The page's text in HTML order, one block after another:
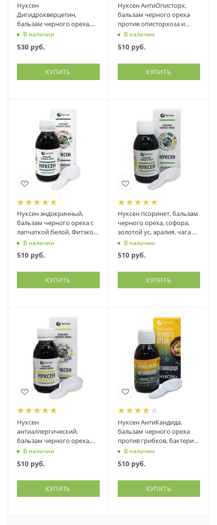
Нуксен
Дигидрокверцетин,
бальзам черного ореха,
антиоксидант, против
паразитов, Фитэко, 100 мл
В наличии
530 руб.
КУПИТЬ
Нуксен АнтиОписторх,
бальзам черного ореха
против описторхоза и
других паразитов, Фитэко,
В наличии
510руб.
КУПИТЬ
Нуксен эндокринный,
бальзам черного ореха с
лапчаткой белой, Фитэко,
100 мл
В наличии
510 руб.
КУПИТЬ
Нуксен псоринет, бальзам
черного ореха, софора,
золотой ус, аралия, чага и
др, Фитэко, 100 мл
В наличии
510руб.
КУПИТЬ
Нуксен
антиаллергический,
бальзам черного ореха,
фиалки, череды, солодки,
дягиля., Фитэко, 100 мл
В наличии
510 руб.
КУПИТЬ
Нуксен АнтиКандида,
бальзам черного ореха
против грибков, бактерий
и паразитов, Фитэко, 100
В наличии
510руб.
КУПИТЬ